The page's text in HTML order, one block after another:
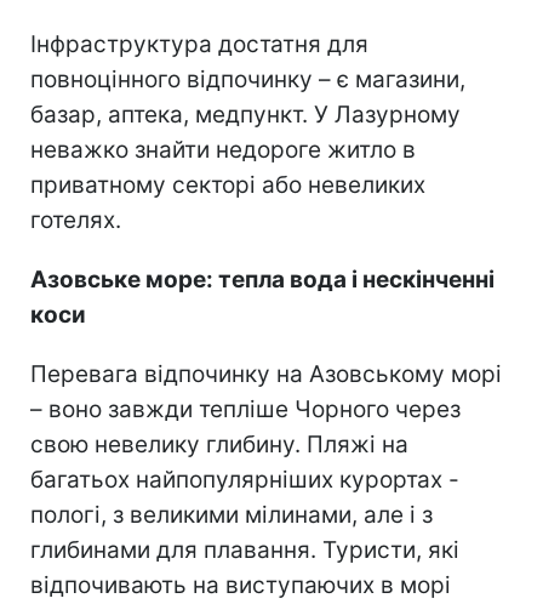
Інфраструктура достатня для
повноцінного відпочинку – є магазини,
базар, аптека, медпункт. У Лазурному
неважко знайти недороге житло в
приватному секторі або невеликих
готелях.
Азовське море: тепла вода і нескінченні
коси
Перевага відпочинку на Азовському морі
– воно завжди тепліше Чорного через
свою невелику глибину. Пляжі на
багатьох найпопулярніших курортах -
пологі, з великими мілинами, але і з
глибинами для плавання. Туристи, які
відпочивають на виступаючих в морі